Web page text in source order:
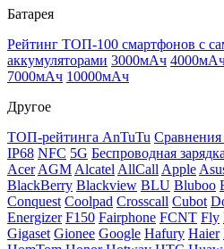
Батарея
Рейтинг ТОП-100 смартфонов с
аккумуляторами 3000мАч
7000мАч 10000мАч
Другое
ТОП-рейтинга AnTuTu Сравнения
IP68 NFC 5G Беспроводная зарядка
Acer AGM Alcatel AllCall Apple
BlackBerry Blackview BLU Bluboo
Conquest Coolpad Crosscall Cubot
Energizer F150 Fairphone FCNT Fly
Gigaset Gionee Google Hafury Haier